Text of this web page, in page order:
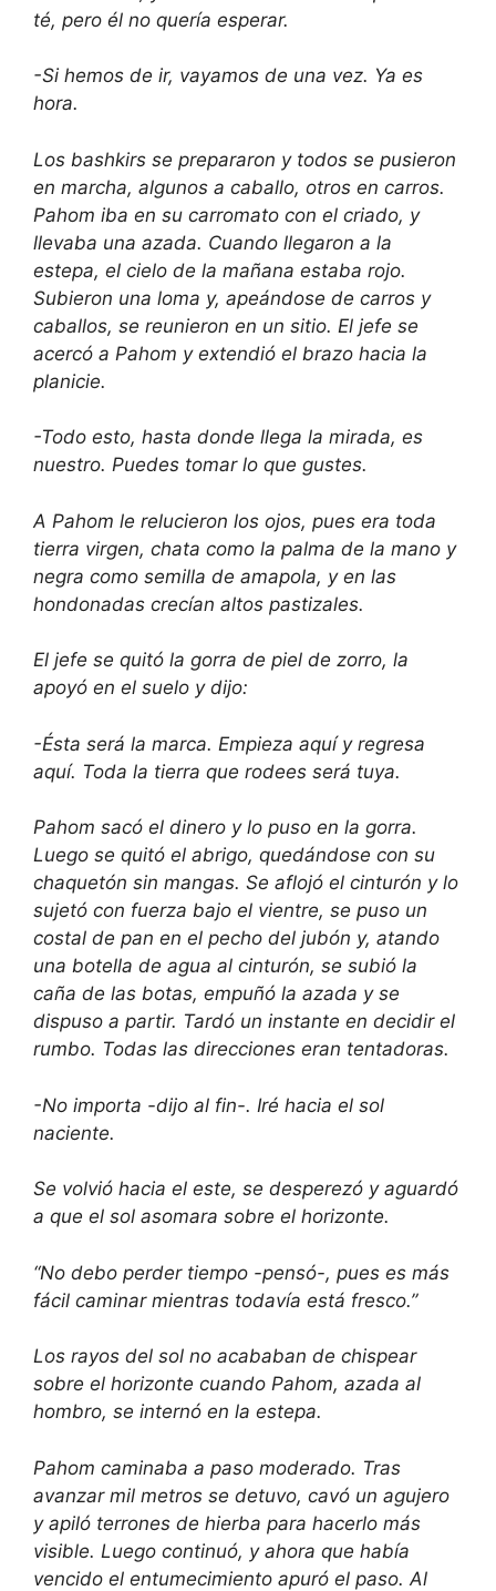
té, pero él no quería esperar.
-Si hemos de ir, vayamos de una vez. Ya es
hora.
Los bashkirs se prepararon y todos se pusieron
en marcha, algunos a caballo, otros en carros.
Pahom iba en su carromato con el criado, y
llevaba una azada. Cuando llegaron a la
estepa, el cielo de la mañana estaba rojo.
Subieron una loma y, apeándose de carros y
caballos, se reunieron en un sitio. El jefe se
acercó a Pahom y extendió el brazo hacia la
planicie.
-Todo esto, hasta donde llega la mirada, es
nuestro. Puedes tomar lo que gustes.
A Pahom le relucieron los ojos, pues era toda
tierra virgen, chata como la palma de la mano y
negra como semilla de amapola, y en las
hondonadas crecían altos pastizales.
El jefe se quitó la gorra de piel de zorro, la
apoyó en el suelo y dijo:
-Ésta será la marca. Empieza aquí y regresa
aquí. Toda la tierra que rodees será tuya.
Pahom sacó el dinero y lo puso en la gorra.
Luego se quitó el abrigo, quedándose con su
chaquetón sin mangas. Se aflojó el cinturón y lo
sujetó con fuerza bajo el vientre, se puso un
costal de pan en el pecho del jubón y, atando
una botella de agua al cinturón, se subió la
caña de las botas, empuñó la azada y se
dispuso a partir. Tardó un instante en decidir el
rumbo. Todas las direcciones eran tentadoras.
-No importa -dijo al fin-. Iré hacia el sol
naciente.
Se volvió hacia el este, se desperezó y aguardó
a que el sol asomara sobre el horizonte.
“No debo perder tiempo -pensó-, pues es más
fácil caminar mientras todavía está fresco.”
Los rayos del sol no acababan de chispear
sobre el horizonte cuando Pahom, azada al
hombro, se internó en la estepa.
Pahom caminaba a paso moderado. Tras
avanzar mil metros se detuvo, cavó un agujero
y apiló terrones de hierba para hacerlo más
visible. Luego continuó, y ahora que había
vencido el entumecimiento apuró el paso. Al